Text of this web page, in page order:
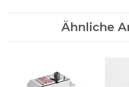
Ähnliche